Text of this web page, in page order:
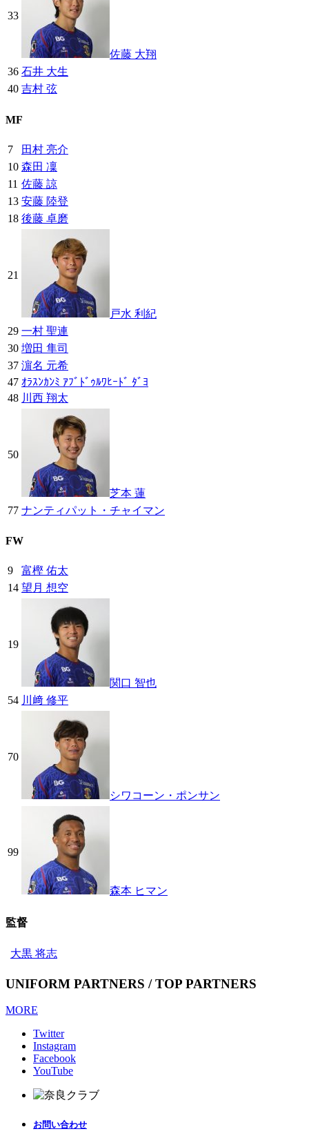
33
佐藤 大翔
36 石井 大生
40 吉村 弦
MF
7
田村 亮介
10 森田 凜
11 佐藤 諒
13 安藤 陸登
18 後藤 卓磨
21
戸水 利紀
29 一村 聖連
30 増田 隼司
37 濵名 元希
47 ｵﾗｽﾝｶﾝﾐ ｱﾌﾞﾄﾞｩﾙﾜﾋｰﾄﾞ ﾀﾞﾖ
48 川西 翔太
50
芝本 蓮
77 ナンティパット・チャイマン
FW
9
富樫 佑太
14 望月 想空
19
関口 智也
54 川﨑 修平
70
シワコーン・ポンサン
99
森本 ヒマン
監督
大黒 将志
UNIFORM PARTNERS / TOP PARTNERS
MORE
Twitter
Instagram
Facebook
YouTube
お問い合わせ